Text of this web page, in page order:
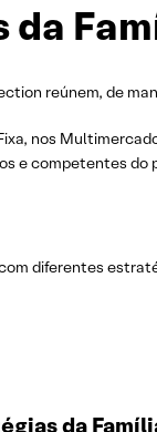
da
reúnem, de
nos
e competentes do
diferentes
da